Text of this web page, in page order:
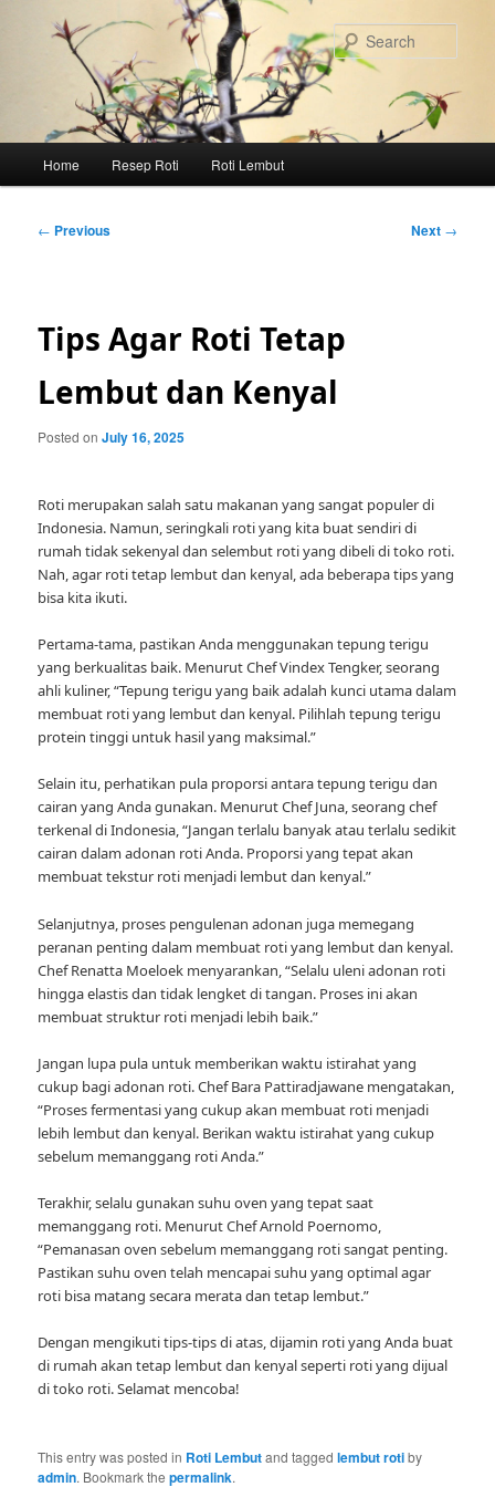
Home Resep Roti Roti Lembut
Post
← Previous Next →
Tips Agar Roti Tetap
Lembut dan Kenyal
Posted onJuly 16, 2025
Roti merupakan salah satu makanan yang sangat populer di
Indonesia. Namun, seringkali roti yang kita buat sendiri di
rumah tidak sekenyal dan selembut roti yang dibeli di toko roti.
Nah, agar roti tetap lembut dan kenyal, ada beberapa tips yang
bisa kita ikuti.
Pertama-tama, pastikan Anda menggunakan tepung terigu
yang berkualitas baik. Menurut Chef Vindex Tengker, seorang
ahli kuliner, “Tepung terigu yang baik adalah kunci utama dalam
membuat roti yang lembut dan kenyal. Pilihlah tepung terigu
protein tinggi untuk hasil yang maksimal.”
Selain itu, perhatikan pula proporsi antara tepung terigu dan
cairan yang Anda gunakan. Menurut Chef Juna, seorang chef
terkenal di Indonesia, “Jangan terlalu banyak atau terlalu sedikit
cairan dalam adonan roti Anda. Proporsi yang tepat akan
membuat tekstur roti menjadi lembut dan kenyal.”
Selanjutnya, proses pengulenan adonan juga memegang
peranan penting dalam membuat roti yang lembut dan kenyal.
Chef Renatta Moeloek menyarankan, “Selalu uleni adonan roti
hingga elastis dan tidak lengket di tangan. Proses ini akan
membuat struktur roti menjadi lebih baik.”
Jangan lupa pula untuk memberikan waktu istirahat yang
cukup bagi adonan roti. Chef Bara Pattiradjawane mengatakan,
“Proses fermentasi yang cukup akan membuat roti menjadi
lebih lembut dan kenyal. Berikan waktu istirahat yang cukup
sebelum memanggang roti Anda.”
Terakhir, selalu gunakan suhu oven yang tepat saat
memanggang roti. Menurut Chef Arnold Poernomo,
“Pemanasan oven sebelum memanggang roti sangat penting.
Pastikan suhu oven telah mencapai suhu yang optimal agar
roti bisa matang secara merata dan tetap lembut.”
Dengan mengikuti tips-tips di atas, dijamin roti yang Anda buat
di rumah akan tetap lembut dan kenyal seperti roti yang dijual
di toko roti. Selamat mencoba!
This entry was posted in Roti Lembutand taggedlembut rotiby
admin. Bookmark thepermalink.